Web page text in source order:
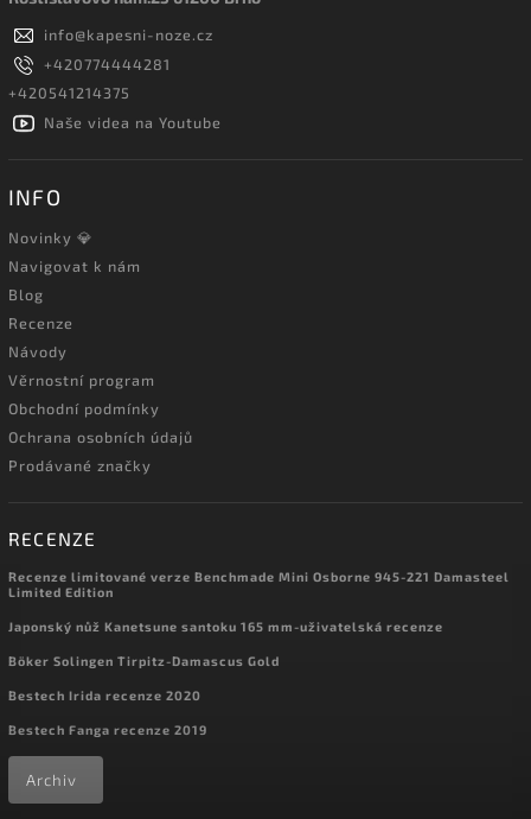
info@kapesni-noze.cz
+420774444281
+420541214375
Naše videa na Youtube
INFO
Novinky 💎
Navigovat k nám
Blog
Recenze
Návody
Věrnostní program
Obchodní podmínky
Ochrana osobních údajů
Prodávané značky
RECENZE
Recenze limitované verze Benchmade Mini Osborne 945-221 Damasteel
Limited Edition
Japonský nůž Kanetsune santoku 165 mm-uživatelská recenze
Böker Solingen Tirpitz-Damascus Gold
Bestech Irida recenze 2020
Bestech Fanga recenze 2019
Archiv